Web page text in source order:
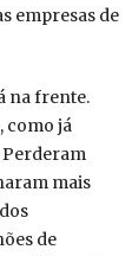
empresas de
na frente.
como já
Perderam
mais
de